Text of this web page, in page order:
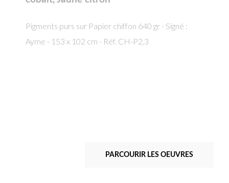
Pigments purs sur Papier chiffon 640 gr - Signé :
Ayme - 153 x 102 cm - Réf. CH-P2,3
PARCOURIR LES OEUVRES